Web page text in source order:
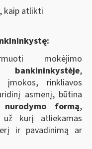
kaip atlikti
mokėjimo
bankininkystėje,
rinkliavos
asmenį, būtina
nurodymo formą,
kurį atliekamas
ir pavadinimą ar